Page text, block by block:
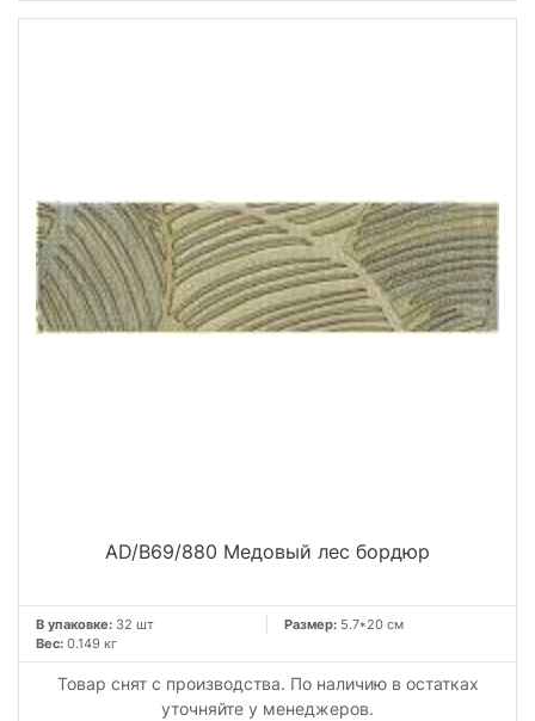
AD/B69/880 Медовый лес бордюр
В упаковке: 32 шт Размер: 5.7*20 см
Вес: 0.149 кг
Товар снят с производства. По наличию в остатках
уточняйте у менеджеров.